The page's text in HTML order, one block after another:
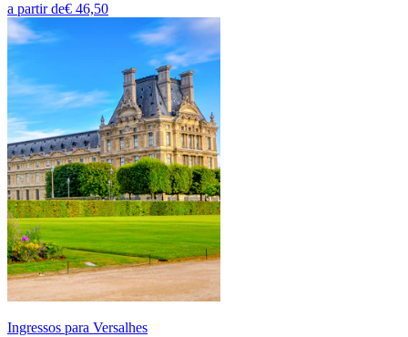
a partir de€ 46,50
Ingressos para Versalhes